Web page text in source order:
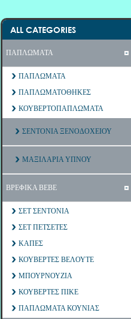
ALL CATEGORIES
ΠΑΠΛΩΜΑΤΑ
ΠΑΠΛΩΜΑΤΑ
ΠΑΠΛΩΜΑΤΟΘΗΚΕΣ
ΚΟΥΒΕΡΤΟΠΑΠΛΩΜΑΤΑ
ΣΕΝΤΟΝΙΑ ΞΕΝΟΔΟΧΕΙΟΥ
ΜΑΞΙΛΑΡΙΑ ΥΠΝΟΥ
ΒΡΕΦΙΚΑ ΒΕΒΕ
ΣΕΤ ΣΕΝΤΟΝΙΑ
ΣΕΤ ΠΕΤΣΕΤΕΣ
ΚΑΠΕΣ
ΚΟΥΒΕΡΤΕΣ ΒΕΛΟΥΤΕ
ΜΠΟΥΡΝΟΥΖΙΑ
ΚΟΥΒΕΡΤΕΣ ΠΙΚΕ
ΠΑΠΛΩΜΑΤΑ ΚΟΥΝΙΑΣ